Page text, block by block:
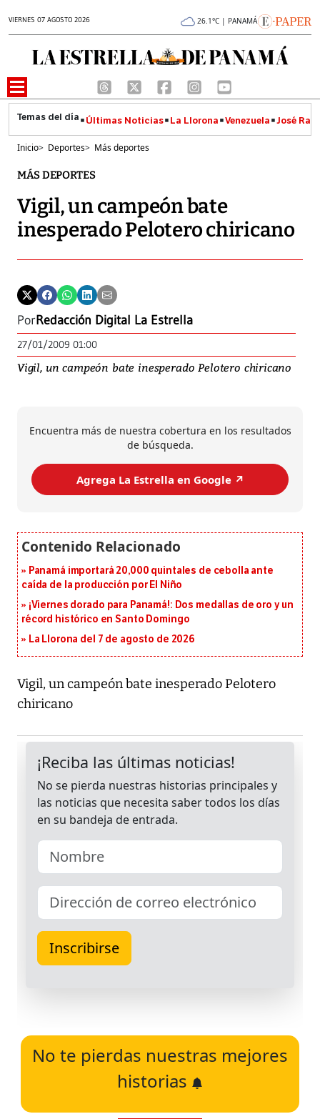
VIERNES 07 AGOSTO 2026 26.1°C | PANAMÁ
Últimas Noticias La Llorona Venezuela José
Inicio> Deportes> Más deportes
MÁS DEPORTES
Vigil, un campeón bate
inesperado Pelotero chiricano
PorRedacción Digital La Estrella
27/01/2009 01:00
Vigil, un campeón bate inesperado Pelotero chiricano
Encuentra más de nuestra cobertura en los resultados
de búsqueda.
Agrega La Estrella en Google ↗️
Panamá importará 20,000 quintales de cebolla ante
caída de la producción por El Niño
¡Viernes dorado para Panamá!: Dos medallas de oro y un
récord histórico en Santo Domingo
La Llorona del 7 de agosto de 2026
Vigil, un campeón bate inesperado Pelotero
chiricano
No te pierdas nuestras mejores
historias